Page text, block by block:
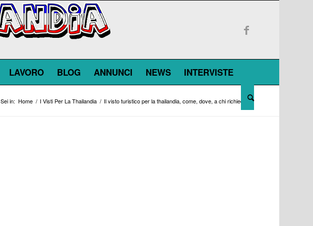
LAVORO BLOG ANNUNCI NEWS INTERVISTE
Sei in: Home / I Visti Per La Thailandia / Il visto turistico per la thailandia, come, dove, a chi richiederlo